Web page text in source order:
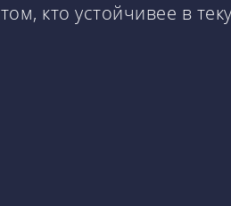
кто устойчивее в